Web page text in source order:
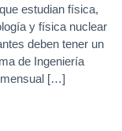
estudian física,
y física nuclear
deben tener un
de Ingeniería
[…]